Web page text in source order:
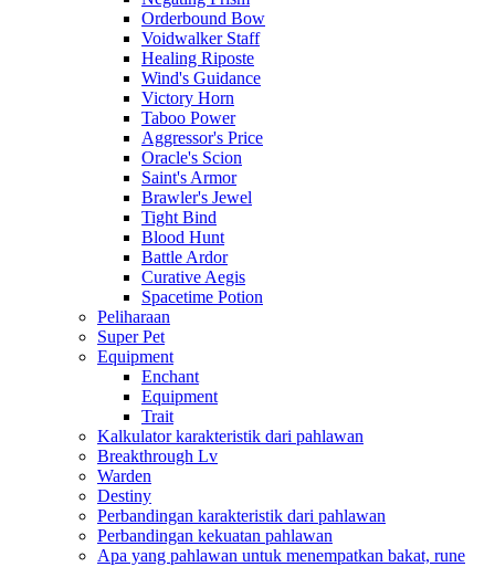
Orderbound Bow
Voidwalker Staff
Healing Riposte
Wind's Guidance
Victory Horn
Taboo Power
Aggressor's Price
Oracle's Scion
Saint's Armor
Brawler's Jewel
Tight Bind
Blood Hunt
Battle Ardor
Curative Aegis
Spacetime Potion
Peliharaan
Super Pet
Equipment
Enchant
Equipment
Trait
Kalkulator karakteristik dari pahlawan
Breakthrough Lv
Warden
Destiny
Perbandingan karakteristik dari pahlawan
Perbandingan kekuatan pahlawan
Apa yang pahlawan untuk menempatkan bakat, rune